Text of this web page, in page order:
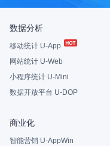
数据分析
移动统计 U-App
网站统计 U-Web
小程序统计 U-Mini
数据开放平台 U-DOP
商业化
智能营销 U-AppWin